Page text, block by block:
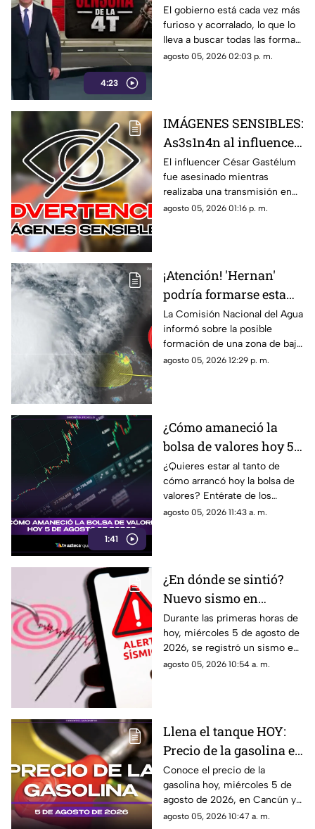
4:23
mentiras; busca la
forma de callar a sus
opositores
El gobierno está cada vez más
furioso y acorralado, lo que lo
lleva a buscar todas las formas
posibles de callar a sus
del Rocha con el narco, las
extorsiones o el cobro de piso.
agosto 05, 2026 02:03 p. m.
IMÁGENES SENSIBLES:
As3s1n4n al influencer
César Gastélum
mientras realizaba una
transmisión en vivo;
esto se sabe
El influencer César Gastélum
fue asesinado mientras
realizaba una transmisión en
vivo en sus redes sociales.
agosto 05, 2026 01:16 p. m.
¡Atención! 'Hernan'
podría formarse esta
semana; ¿cuál es la
ubicación del potencial
ciclón tropical?
La Comisión Nacional del Agua
informó sobre la posible
formación de una zona de baja
presión con potencial
agosto 05, 2026 12:29 p. m.
1:41
¿Cómo amaneció la
bolsa de valores hoy 5
de agosto de 2026?
¿Quieres estar al tanto de
cómo arrancó hoy la bolsa de
valores? Entérate de los
detalles de este 5 de agosto
agosto 05, 2026 11:43 a. m.
¿En dónde se sintió?
Nuevo sismo en
México HOY: Epicentro
y magnitud del temblor
de este miércoles 5 de
agosto de 2026
Durante las primeras horas de
hoy, miércoles 5 de agosto de
2026, se registró un sismo en
México. Te decimos en donde
agosto 05, 2026 10:54 a. m.
Llena el tanque HOY:
Precio de la gasolina en
Quintana Roo este
miércoles 5 de agosto
de 2026
Conoce el precio de la
gasolina hoy, miércoles 5 de
agosto de 2026, en Cancún y
el resto de Quintana Roo. Este
agosto 05, 2026 10:47 a. m.